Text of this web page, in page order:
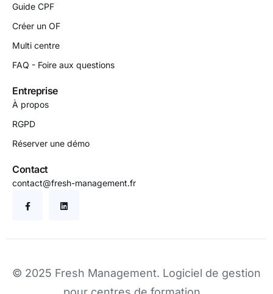
Guide CPF
Créer un OF
Multi centre
FAQ - Foire aux questions
Entreprise
À propos
RGPD
Réserver une démo
Contact
contact@fresh-management.fr
© 2025 Fresh Management. Logiciel de gestion